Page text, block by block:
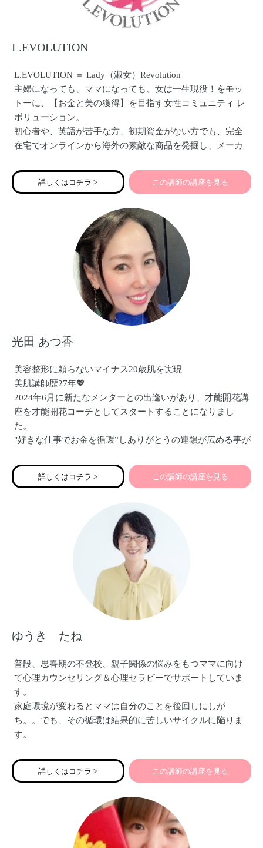
L.EVOLUTION
L.EVOLUTION ＝ Lady（淑女）Revolution
主婦になっても、ママになっても、女は一生現役！をモッ
トーに、【お金と美の獲得】を目指す女性コミュニティ レ
ボリューション。
初心者や、英語が苦手な方、初期資金がない方でも、完全
在宅でオンラインから海外の素敵な商品を発掘し、メーカ
一つの商品で豊かになれる方法を指導しています。
これまでに２０００名を超える女性たちが、自分の人生に
詳しくはコチラ > この講師の講座を見る
光田 あつ香
美容整形に頼らないマイナス20歳肌を実現
美肌講師歴27年💖
2024年6月に新たなメンターとの出逢いがあり、才能開花講
座を才能開花コーチとしてスタートすることになりまし
た。
"好きな仕事でお金を循環”しありがとうの連鎖が広める事が
"好きな仕事でお金を稼ぐ"
一人、一人が輝くと地球波動が高まります。
夢実現講座「才能開花光座」を個人セッションで募集して
詳しくはコチラ > この講師の講座を見る
ゆうき たね
普段、思春期の不登校、親子関係の悩みをもつママに向け
て心理カウンセリング＆心理セラピーでサポートしていま
す。
家庭環境が変わるとママは自分のことを後回しにしが
ち。。でも、その循環は結果的に苦しいサイクルに陥りま
す。
視点と順番があるということ。
子どももママも笑顔になる。ママのやりたいを叶える講座
詳しくはコチラ > この講師の講座を見る